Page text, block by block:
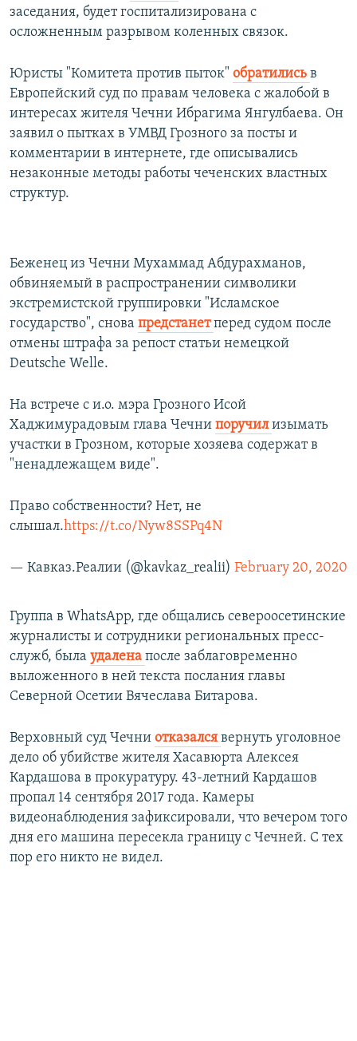
заседания, будет госпитализирована с
осложненным разрывом коленных связок.
Юристы "Комитета против пыток" обратились в
Европейский суд по правам человека с жалобой в
интересах жителя Чечни Ибрагима Янгулбаева. Он
заявил о пытках в УМВД Грозного за посты и
комментарии в интернете, где описывались
незаконные методы работы чеченских властных
структур.
Беженец из Чечни Мухаммад Абдурахманов,
обвиняемый в распространении символики
экстремистской группировки "Исламское
государство", снова предстанетперед судом после
отмены штрафа за репост статьи немецкой
Deutsche Welle.
На встрече с и.о. мэра Грозного Исой
Хаджимурадовым глава Чечни поручилизымать
участки в Грозном, которые хозяева содержат в
"ненадлежащем виде".
Право собственности? Нет, не
слышал.https://t.co/Nyw8SSPq4N
— Кавказ.Реалии (@kavkaz_realii) February 20, 2020
Группа в WhatsApp, где общались североосетинские
журналисты и сотрудники региональных пресс-
служб, была удалена после заблаговременно
выложенного в ней текста послания главы
Северной Осетии Вячеслава Битарова.
Верховный суд Чечни отказался вернуть уголовное
дело об убийстве жителя Хасавюрта Алексея
Кардашова в прокуратуру. 43-летний Кардашов
пропал 14 сентября 2017 года. Камеры
видеонаблюдения зафиксировали, что вечером того
дня его машина пересекла границу с Чечней. С тех
пор его никто не видел.